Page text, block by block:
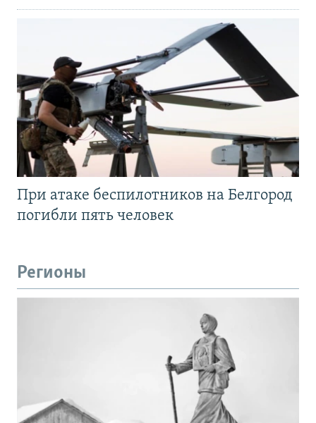
При атаке беспилотников на Белгород
погибли пять человек
Регионы